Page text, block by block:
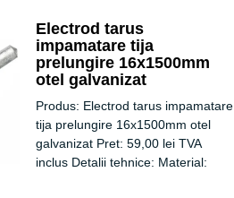
Electrod tarus
impamatare tija
prelungire 16x1500mm
otel galvanizat
Produs: Electrod tarus impamatare
tija prelungire 16x1500mm otel
galvanizat Pret: 59,00 lei TVA
inclus Detalii tehnice: Material: